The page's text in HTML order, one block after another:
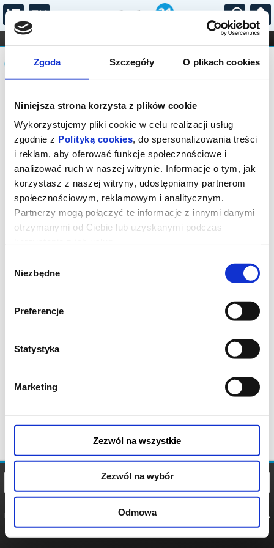
Zgoda Szczegóły O plikach cookies
Niniejsza strona korzysta z plików cookie
Wykorzystujemy pliki cookie w celu realizacji usług
zgodnie z Polityką cookies, do spersonalizowania treści
i reklam, aby oferować funkcje społecznościowe i
analizować ruch w naszej witrynie. Informacje o tym, jak
korzystasz z naszej witryny, udostępniamy partnerom
społecznościowym, reklamowym i analitycznym.
Partnerzy mogą połączyć te informacje z innymi danymi
otrzymanymi od Ciebie lub uzyskanymi podczas
zgody
Niezbędne
Preferencje
Statystyka
Marketing
Zezwól na wszystkie
Zezwól na wybór
Odmowa
...
FILHARMONIA OPERA I BALET
STAND-UP
DLA DZIECI
Komunikat
Sprzedaż biletów on-line na wydarzenie
została zakończona.
POLITYKA
POLITYKA